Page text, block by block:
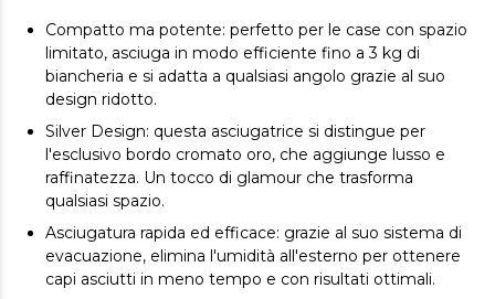
Compatto ma potente: perfetto per le case con spazio
limitato, asciuga in modo efficiente fino a 3 kg di
biancheria e si adatta a qualsiasi angolo grazie al suo
design ridotto.
Silver Design: questa asciugatrice si distingue per
l'esclusivo bordo cromato oro, che aggiunge lusso e
raffinatezza. Un tocco di glamour che trasforma
qualsiasi spazio.
Asciugatura rapida ed efficace: grazie al suo sistema di
evacuazione, elimina l'umidità all'esterno per ottenere
capi asciutti in meno tempo e con risultati ottimali.